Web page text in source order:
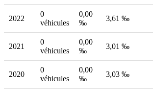
2022
0
véhicules
0,00
‰
3,61 ‰
2021
0
véhicules
0,00
‰
3,01 ‰
2020
0
véhicules
0,00
‰
3,03 ‰